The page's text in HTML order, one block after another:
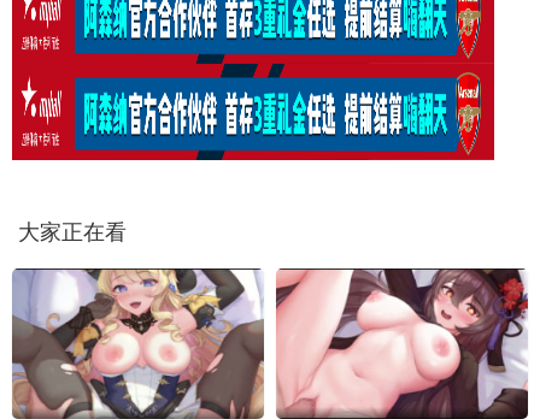
大家正在看